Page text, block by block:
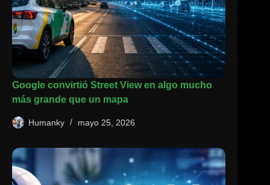
Google convirtió Street View en algo mucho
más grande que un mapa
Humanky mayo 25, 2026